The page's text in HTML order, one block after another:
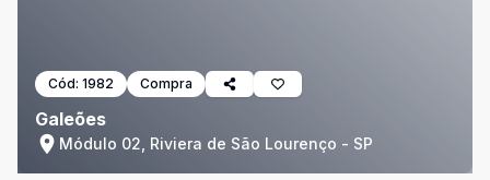
Cód: 1982 Compra
Galeões
Módulo 02, Riviera de São Lourenço - SP